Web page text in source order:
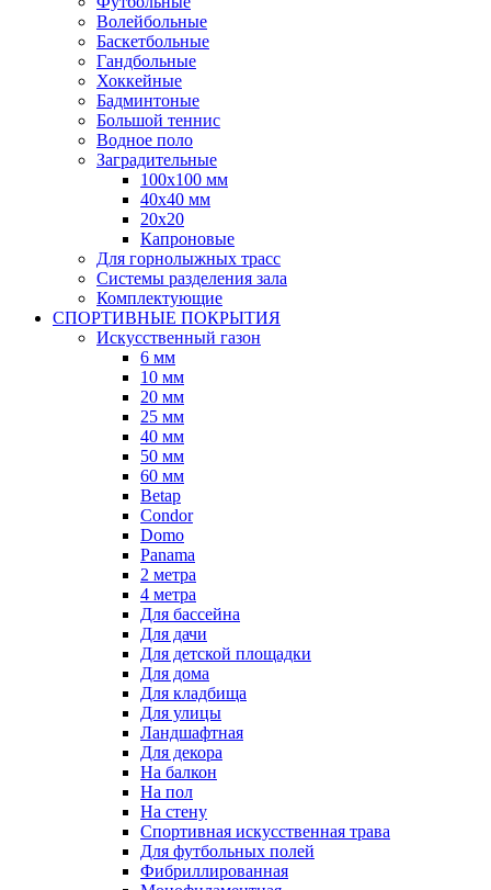
Волейбольные
Баскетбольные
Гандбольные
Хоккейные
Бадминтоные
Большой теннис
Водное поло
Заградительные
100х100 мм
40х40 мм
20х20
Капроновые
Для горнолыжных трасс
Системы разделения зала
Комплектующие
СПОРТИВНЫЕ ПОКРЫТИЯ
Искусственный газон
6 мм
10 мм
20 мм
25 мм
40 мм
50 мм
60 мм
Betap
Condor
Domo
Panama
2 метра
4 метра
Для бассейна
Для дачи
Для детской площадки
Для дома
Для кладбища
Для улицы
Ландшафтная
Для декора
На балкон
На пол
На стену
Спортивная искусственная трава
Для футбольных полей
Фибриллированная